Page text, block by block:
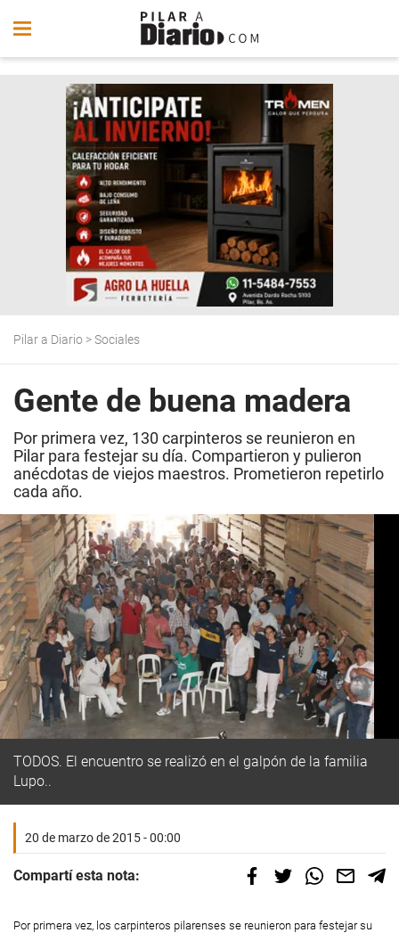
Pilar a Diario >Sociales
Gente de buena madera
Por primera vez, 130 carpinteros se reunieron en
Pilar para festejar su día. Compartieron y pulieron
anécdotas de viejos maestros. Prometieron repetirlo
cada año.
TODOS. El encuentro se realizó en el galpón de la familia
Lupo..
20 de marzo de 2015 - 00:00
Compartí esta nota:
Por primera vez, los carpinteros pilarenses se reunieron para festejar su